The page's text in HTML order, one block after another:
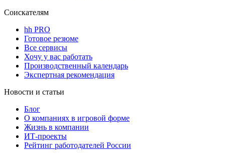
Соискателям
hh PRO
Готовое резюме
Все сервисы
Хочу у вас работать
Производственный календарь
Экспертная рекомендация
Новости и статьи
Блог
О компаниях в игровой форме
Жизнь в компании
ИТ-проекты
Рейтинг работодателей России